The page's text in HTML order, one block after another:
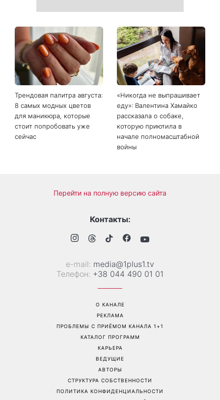
На фронте погиб Алексей
Юков - поисковик, который
на протяжении многих лет
возвращал тела погибших
воинов
«Она точно беременна»:
новые кадры Зендеи с
Томом Холландом вызвали
шквал догадок
для маникюра, которые
стоит попробовать уже
рассказала о собаке,
которую приютила в
начале полномасштабной
войны